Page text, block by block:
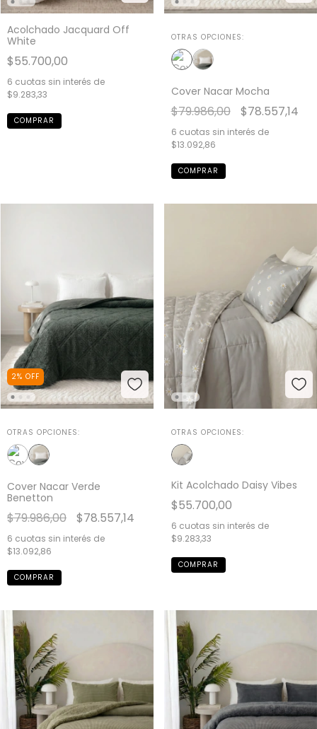
Acolchado Jacquard Off
White
$55.700,00
6 cuotas sin interés de
$9.283,33
COMPRAR
OTRAS OPCIONES:
Cover Nacar Mocha
$79.986,00 $78.557,14
6 cuotas sin interés de
$13.092,86
COMPRAR
2% OFF
OTRAS OPCIONES:
Cover Nacar Verde
Benetton
$79.986,00 $78.557,14
6 cuotas sin interés de
$13.092,86
COMPRAR
OTRAS OPCIONES:
Kit Acolchado Daisy Vibes
$55.700,00
6 cuotas sin interés de
$9.283,33